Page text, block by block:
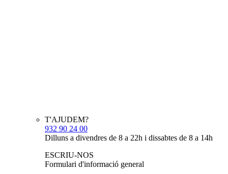
T'AJUDEM?
932 90 24 00
Dilluns a divendres de 8 a 22h i dissabtes de 8 a 14h
ESCRIU-NOS
Formulari d'informació general